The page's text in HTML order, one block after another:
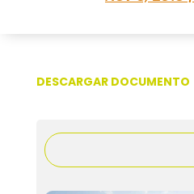
DESCARGAR DOCUMENTO